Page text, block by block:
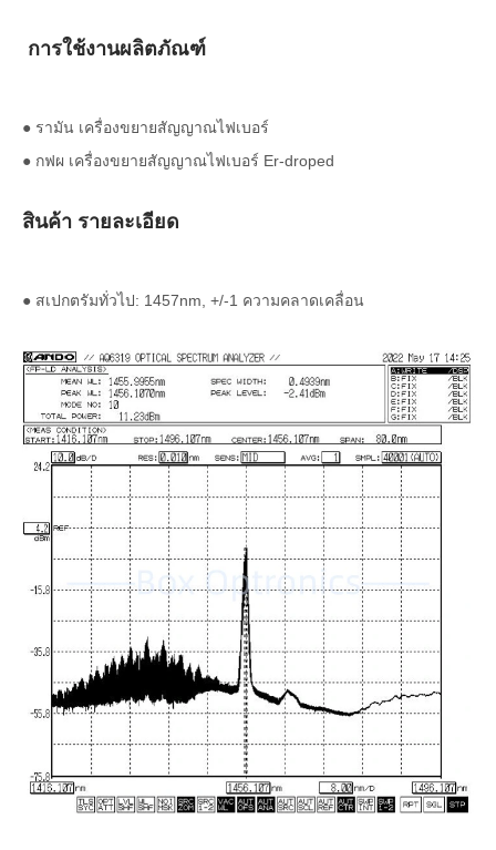
การใช้งานผลิตภัณฑ์
● รามัน เครื่องขยายสัญญาณไฟเบอร์
● กฟผ เครื่องขยายสัญญาณไฟเบอร์ Er-droped
สินค้า รายละเอียด
● สเปกตรัมทั่วไป: 1457nm, +/-1 ความคลาดเคลื่อน